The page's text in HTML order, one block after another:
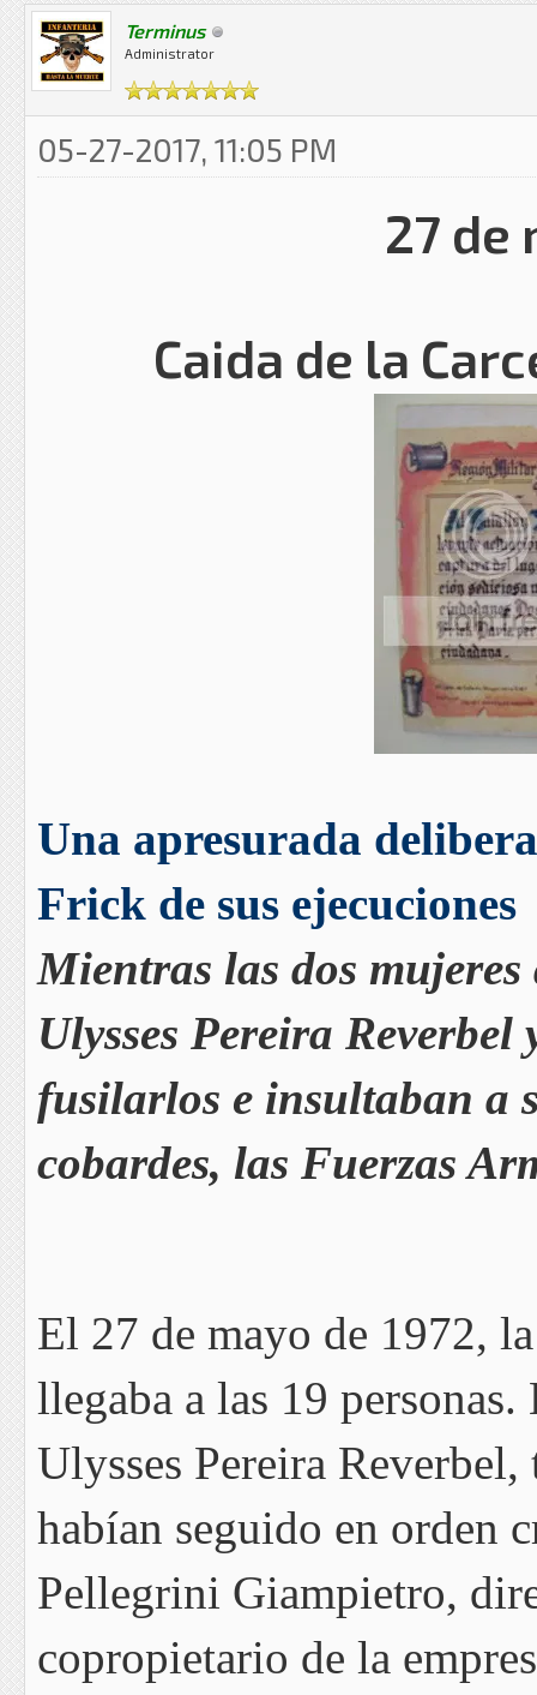
Terminus
Administrator
05-27-2017, 11:05 PM
27 de
Caida de la
Una apresurada
Frick de sus ejecuciones
Mientras las dos
Ulysses Pereira
fusilarlos e insultaban a
cobardes, las Fuerzas
El 27 de mayo de 1972,
llegaba a las 19
Ulysses Pereira Reverbel,
habían seguido en orden
Pellegrini Giampietro,
copropietario de la